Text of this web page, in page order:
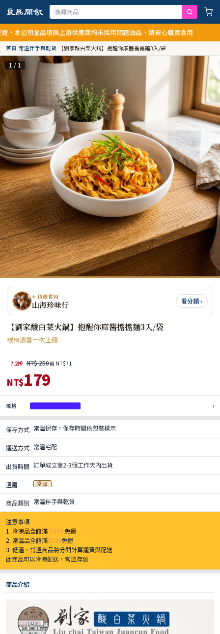
公司全品項與上游供應商均未採用問題油品，請安心購買食用
首頁/常溫伴手與乾貨/ 【劉家酸白菜火鍋】抱醒你麻醬擔擔麵3入/袋
1 / 1
⭐ 頂級食材
山海珍味行 看分類 ›
【劉家酸白菜火鍋】抱醒你麻醬擔擔麵3入/袋
椒麻濃香一次上癮
7.2折 NT$ 250省 NT$71
NT$179
規格 ›
保存方式 常溫保存，保存時間依包裝標示
運送方式 常溫宅配
出貨時間 訂單成立後2-3個工作天內出貨
溫層 常溫
商品類別 常溫伴手與乾貨
注意事項
1. 冷凍品全館滿 $999免運
2. 常溫品全館滿$599免運
3.低溫、常溫商品將分開計算運費與配送
此商品可以冷凍配送，常溫存放
商品介紹